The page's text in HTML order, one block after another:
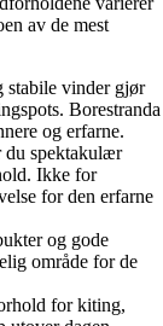
av de mest
stabile vinder gjør
Borestranda
og erfarne.
du spektakulær
Ikke for
for den erfarne
og gode
område for de
for kiting,